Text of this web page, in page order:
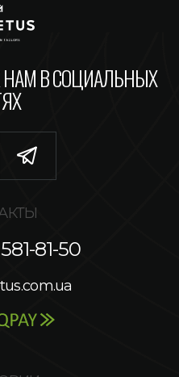
НАМ В СОЦИАЛЬНЫХ
81-50